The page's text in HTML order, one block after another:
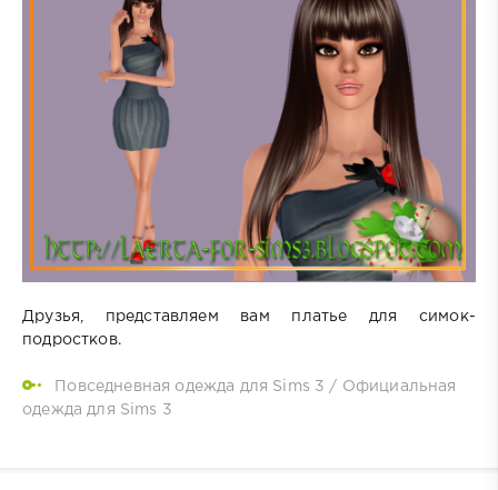
Друзья, представляем вам платье для симок-
подростков.
Повседневная одежда для Sims 3 / Официальная
одежда для Sims 3